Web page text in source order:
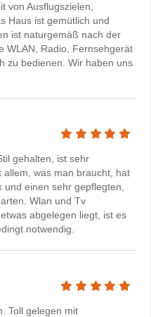
von Ausflugszielen,
Haus ist gemütlich und
ist naturgemäß nach der
WLAN, Radio, Fernsehgerät
zu bedienen. Wir haben uns
gehalten, ist sehr
was man braucht, hat
einen sehr gepflegten,
Wlan und Tv
abgelegen liegt, ist es
notwendig.
Toll gelegen mit